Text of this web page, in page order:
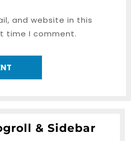
and website in this
time I comment.
& Sidebar